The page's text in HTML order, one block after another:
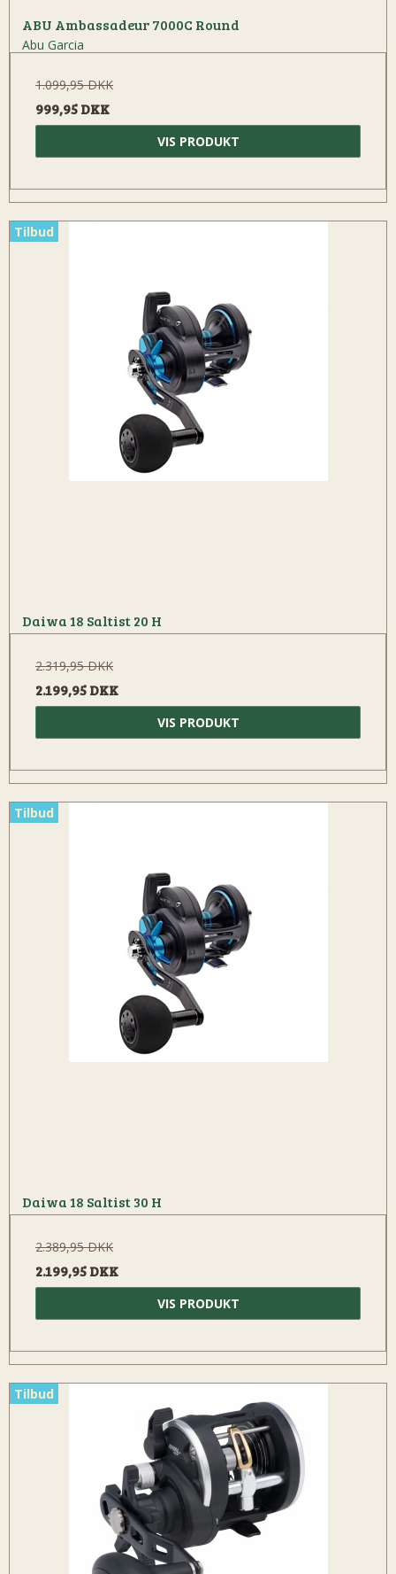
ABU Ambassadeur 7000C Round
Abu Garcia
1.099,95 DKK
999,95 DKK
VIS PRODUKT
Tilbud
Daiwa 18 Saltist 20 H
2.319,95 DKK
2.199,95 DKK
VIS PRODUKT
Tilbud
Daiwa 18 Saltist 30 H
2.389,95 DKK
2.199,95 DKK
VIS PRODUKT
Tilbud